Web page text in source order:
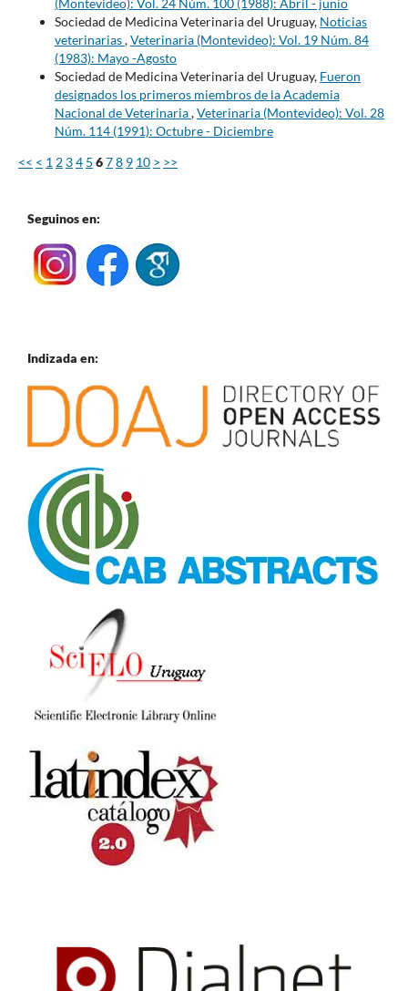
Sociedad de Medicina Veterinaria del Uruguay, Noticias
veterinarias,Veterinaria (Montevideo): Vol. 19 Núm. 84
(1983): Mayo -Agosto
Sociedad de Medicina Veterinaria del Uruguay, Fueron
designados los primeros miembros de la Academia
Nacional de Veterinaria,Veterinaria (Montevideo): Vol. 28
Núm. 114 (1991): Octubre - Diciembre
<< < 1 2 34 5 678 9 10 > >>
Seguinos en:
Indizada en: